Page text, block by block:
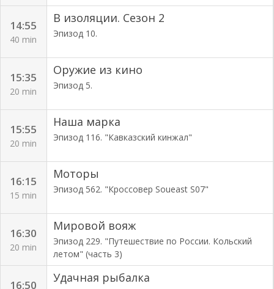
14:55
40 min
В изоляции. Сезон 2
Эпизод 10.
15:35
20 min
Оружие из кино
Эпизод 5.
15:55
20 min
Наша марка
Эпизод 116. "Кавказский кинжал"
16:15
15 min
Моторы
Эпизод 562. "Кроссовер Soueast S07"
16:30
20 min
Мировой вояж
Эпизод 229. "Путешествие по России. Кольский
летом" (часть 3)
16:50
Удачная рыбалка